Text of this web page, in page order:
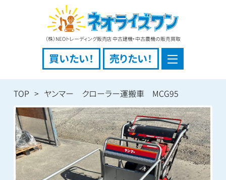
（株）NEOトレーディング販売店 中古建機・中古農機の販売買取
買いたい！ 売りたい！
TOP ヤンマー クローラー運搬車 MCG95